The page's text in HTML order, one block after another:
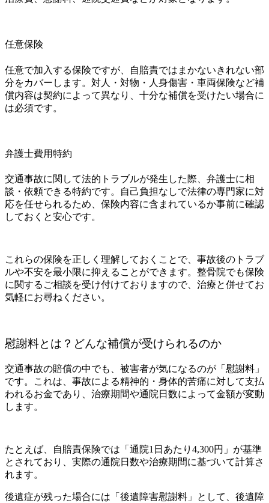
任意保険
任意で加入する保険ですが、自賠責ではまかないきれない部
分をカバーします。対人・対物・人身傷害・車両保険など補
償内容は契約によって異なり、十分な補償を受けたい場合に
は必須です。
弁護士費用特約
交通事故に関して法的トラブルが発生した際、弁護士に相
談・依頼できる特約です。自己負担なしで法律の専門家に対
応を任せられるため、保険内容に含まれているか事前に確認
しておくと安心です。
これらの保険を正しく理解しておくことで、事故後のトラブ
ルや不安を最小限に抑えることができます。整骨院でも保険
に関するご相談を受け付けておりますので、治療と併せてお
気軽にお尋ねください。
慰謝料とは？どんな補償が受けられるのか
交通事故の賠償の中でも、被害者が気になるのが「慰謝料」
です。これは、事故による精神的・身体的苦痛に対して支払
われるお金であり、治療期間や通院日数によって金額が変動
します。
たとえば、自賠責保険では「通院1日あたり4,300円」が基準
とされており、実際の通院日数や治療期間に基づいて計算さ
れます。
後遺症が残った場合には「後遺障害慰謝料」として、後遺障